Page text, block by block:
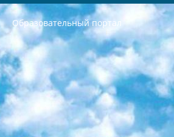
Образовательный портал
РЕСПУБЛИКА УЗБЕКИСТАН МИНИСТРЕРСТВО ДОШКОЛЬНОГО И ШКОЛЬНОГО ОБРАЗОВАНИЯ КОМАНДА в общеобразовательных учреждениях в 2023-2024 учебном году организация и проведение итоговой государственной аттестации обучающихся о Министра дошкольного и школьного образования Республики Узбекистан от 4 марта 2008 года (постановлением Минюста от 20 марта 2008 года № 1778 государственной регистрации) «Итоговое состояние учащихся общего среднего образования на основании положения об утверждении положения об аттестации общего среднего образования выпускной экзамен студентов в образовательных учреждениях в 2023-2024 учебном году В целях организации и прохождения аттестации приказываю: 1. Следующее: перечень предметов, по которым будет проводиться итоговая государственная аттестация и экзамен формы перевода согласно приложению 1; сертификаты международного образца, оценивающие уровень владения иностранными языками перечень согласно приложению 2; 2. Педагогический при специализированных образовательных учреждениях. научно-практический центр квалификации и международной оценки (Д.Давидова) 2024 г. До 25 марта: задания по предметам, по которым будет проводиться итоговая аттестация разработка и утверждение технических условий; итоговая аттестация на основании разработанного предметного задания разработка вопросов по предметам (устно и письменно), экзамен передача; общеобразовательные средние школы и специальные учебные заведения учащиеся выпускных классов школ и интернатов в агентской системе подготовка базы данных экзаменационных материалов и критериев оценки; перевод базы экзаменационных материалов на все языки обучения подать в Республиканский образовательный центр для изготовления; варианты экзаменов на основе разработанных контрольных материалов пусть будут поставлены задачи формирования. 3. Республиканский образовательный центр (Ш.Худайкулов) до 5 апреля 2024 года. до: база данных предоставленных экзаменационных материалов на все языки обучения перевод и экспертиза; для слепых, слабовидящих, глухих, слабослышащих и умственно отсталых детей учащиеся выпускных классов специализированных школ и школ-интернатов база данных экзаменационных материалов на всех преподаваемых языках подготовка критериев оценки; специализированные школы для умственно отсталых детей и технологии для учащихся выпускных классов школ-интернатов разработка соответствующих рекомендаций и критериев проведения ЕГЭ по естествознанию давать задания. 4. Педагогический при специализированных образовательных учреждениях. Научно-практический центр навыков и международной оценки (Д.Давидова), Республика образовательный центр (Худайкулов Ш.) итоговый государственный аттестационный экзамен ориентирован на творческое и логическое мышление при подготовке базы материалов учитывать введение заданий. 5. Следует отметить, что: сертификат государственного образца о знании общеобразовательного предмета и как минимум национальный уровень B1 по предметам на иностранных языках, указанным в Приложении 2. или международно признанный сертификат эквивалентного уровня студенты, изучающие определенный предмет, освобождаются от экзамена; по соответствующим предметам запланирована итоговая государственная аттестация за день до дня, путем жеребьевки Рабочей группой (в письменной форме по предметам, проводимым в форме) из числа сформированных вариантов выбрано 2 варианта; 2 выбранных варианта экзамена анонсированы на официальном сайте министерства и все выпускники по всей стране на основе этих вариантов проводит итоговую государственную аттестацию. 6. Государственное образование учащихся средних общеобразовательных учреждений. знания в соответствии с квалификационными требованиями, которые необходимо приобрести на основании стандартов итоговый (выпускной) контроль для 9 и 11 классов в целях тестирования Экзамены (далее – экзамены) состоят из предметов, перечисленных в приложении 1. будет сделано. 7. Экзамены пройдут с 26 мая по 15 июня 2024 г. (кроме науки физического воспитания). 8. Физическая для учащихся 9 классов общесредних образовательных учреждений. Экзамены по предмету «Образование, квалификация медицина» 1-6 мая 2024 года. сотрудники перевести под присмотр (с отклонениями в физическом или умственном развитии) специализированная школа для детей, школы-интернаты и со сколиозом школы-интернаты санаторного типа для больных детей исключены). 9. Он был слепым, слабовидящим и имел нарушения опорно-двигательного аппарата. экзамены в специализированных школах и интернатах для детей должны проводиться исходя из требований, предъявляемых к общеобразовательным учреждениям (физкультура кроме науки). 10. Специализированная школа для глухих и слабослышащих детей. и экзамены в интернатах и быть реализован в виде письменного теста по математике. 11. Специальность для умственно отсталых детей. Для 9 класса Родной язык и литературное письмо Государственный язык (язык обучения – узбекский). для неклассов) написано Математическое письмо Письменная/устная история Узбекистана Физическое воспитание практично Итоговый контроль Для 11 класса Написание родного языка и литературы (эссе) Математическое письмо Узбекский язык (обучение на узбекском языке) не посещающее общее среднее образование для учреждений)/Образовательное учреждение выбор письменный и устный Иностранный язык письменный/устный Письменная/устная история Узбекистана *По выбору студента:  Химия  Физика  Основы государственного права  География 10 бесплатных образовательных ресурсов - Мы составили подборку онлайн-проектов с интерактивными упражнениями, видеолекциями и статьями. Они помогут вам обрести новые и освежить старые знания бесплатно. 1. «ИНТУИТ» Старейшая образовательная площадка Рунета. Здесь вы найдёте сотни текстовых и видеокурсов на десятки различных тем — от программирования до психологии. Многие курсы подготовлены российскими университетами и крупными международными компаниями вроде Intel и Microsoft. Самостоятельное обучение бесплатное, но желающие могут оплатить услуги персональных наставников. 2. «Смартия» знакомит с актуальными профессиями и подсказывает, как им обучаться. Выбрав заинтересовавшую вас специальность — SMM-специалист, фотограф, веб-дизайнер или другую, — увидите список необходимых для неё умений. Чтобы вы могли освоить их самостоятельно, для каждого умения площадка отображает подборку ссылок на учебные материалы. Хотя «Смартия» ориентируется на русскоязычную аудиторию, часть контента всё же доступна только на английском. 3. «Лекторий Физтеха» Проект Московского физико-технического института (Физтеха). С его помощью вы можете смотреть онлайн серии лекций, записанные на видео в этом вузе. В числе доступных предметов — физика, биология, химия, информационные технологии и другие. К некоторым лекциям администрация ресурса прилагает готовые конспекты, которые можно скачивать в PDF-формате. 4. ITMOcourses Онлайн-площадка Санкт-Петербургского национального исследовательского университета информационных технологий, механики и оптики (ИТМО). Ресурс предоставляет свободный доступ к курсам, разработанным в этом вузе. Каталог материалов разбит на четыре категории: «Оптические системы и технологии», «Приборостроение и робототехника», «Информационные технологии» и «Биотехнологии». Курсы состоят из видеолекций, интерактивных демонстраций и заданий. 5. «КиберЛенинка» Электронная научная библиотека открытого доступа. Каталог площадки регулярно обрастает текстами статей из различных научных изданий. Сгруппированные по журналам и рубрикам публикации можно читать онлайн или скачивать целиком в PDF-формате. Проект нацелен на популяризацию науки за счёт открытого доступа к качественной информации. 6. «ПостНаука» На этом ресурсе публикуют подборки видеолекций, составленные экспертами из разных отраслей и объединённые общими темами. Среди них, к примеру, есть серии «Биоинформатика и геномика», «Культура средневековой Скандинавии» и Cinema Studies о теории кино.